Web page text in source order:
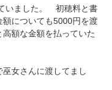
いました。 初穂料と書
についても5000円を渡
額な金額を払っていた
女さんに渡してまし